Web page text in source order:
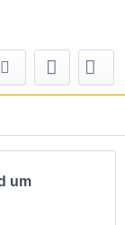
um